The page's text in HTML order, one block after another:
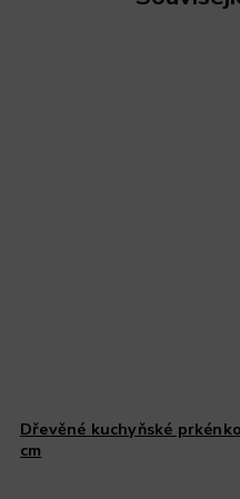
Dřevěné kuchyňské
cm